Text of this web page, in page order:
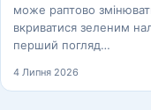
може раптово
вкриватися зеленим
перший погляд…
4 Липня 2026